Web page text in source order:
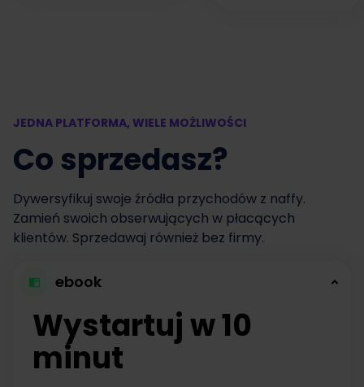
JEDNA PLATFORMA, WIELE MOŻLIWOŚCI
Co sprzedasz?
Dywersyfikuj swoje źródła przychodów z naffy.
Zamień swoich obserwujących w płacących
klientów. Sprzedawaj również bez firmy.
ebook
Wystartuj w 10
minut